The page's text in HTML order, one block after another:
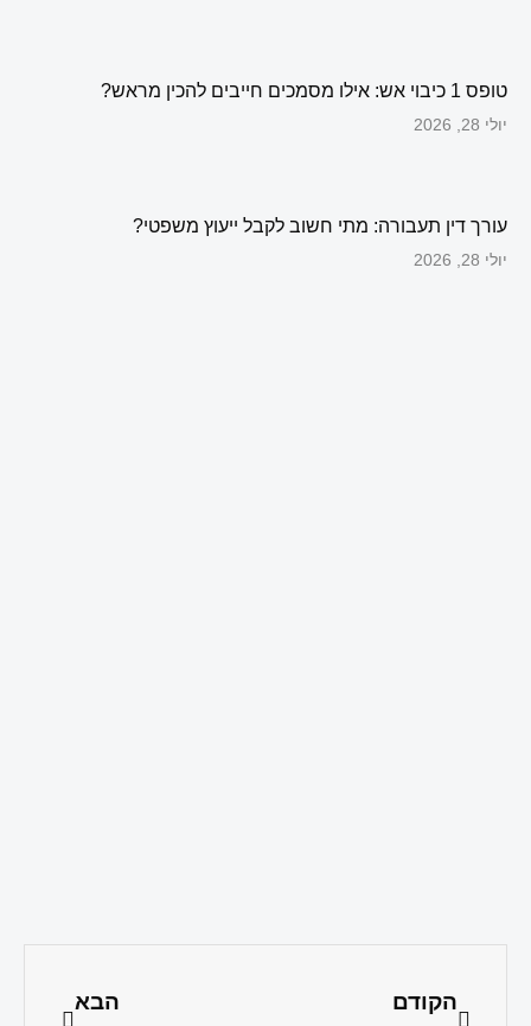
טופס 1 כיבוי אש: אילו מסמכים חייבים להכין מראש?
יולי 28, 2026
עורך דין תעבורה: מתי חשוב לקבל ייעוץ משפטי?
יולי 28, 2026
הקודם הבא